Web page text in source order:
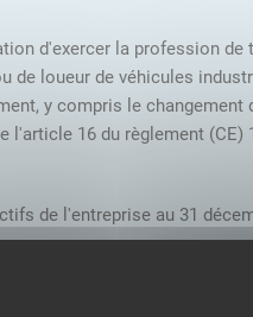
d'exercer la profession
de loueur de véhicules
y compris le
l'article 16 du règlement (CE)
de l'entreprise au 31
d'y avoir accès, vous devez